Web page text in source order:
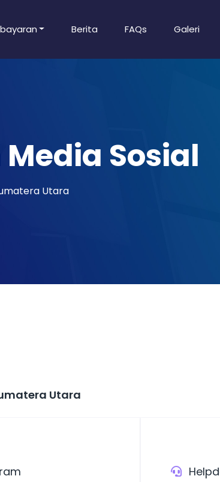
Berita FAQs Galeri
Sosial
Utara
Utara